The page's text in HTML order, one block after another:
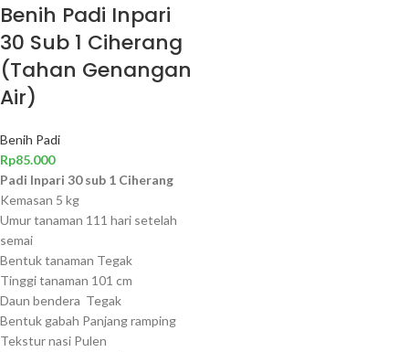
Benih Padi Inpari
30 Sub 1 Ciherang
(Tahan Genangan
Air)
Benih Padi
Rp85.000
Padi Inpari 30 sub 1 Ciherang
Kemasan 5 kg
Umur tanaman 111 hari setelah
semai
Bentuk tanaman Tegak
Tinggi tanaman 101 cm
Daun bendera Tegak
Bentuk gabah Panjang ramping
Tekstur nasi Pulen